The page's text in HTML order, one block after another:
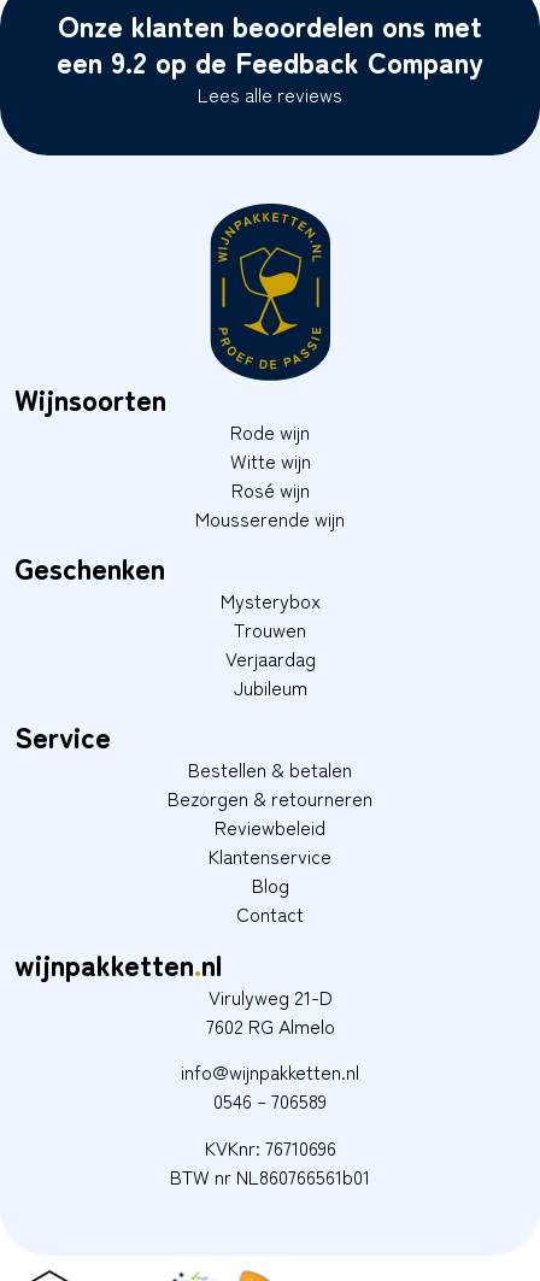
Onze klanten beoordelen ons met
een 9.2 op de Feedback Company
Lees alle reviews
Wijnsoorten
Rode wijn
Witte wijn
Rosé wijn
Mousserende wijn
Geschenken
Mysterybox
Trouwen
Verjaardag
Jubileum
Service
Bestellen & betalen
Bezorgen & retourneren
Reviewbeleid
Klantenservice
Blog
Contact
wijnpakketten.nl
Virulyweg 21-D
7602 RG Almelo
info@wijnpakketten.nl
0546 – 706589
KVKnr: 76710696
BTW nr NL860766561b01